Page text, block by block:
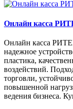
Онлайн касса
Онлайн касса
надежное
пластика,
воздействий.
торговли,
повышенной
ведения бизнеса.